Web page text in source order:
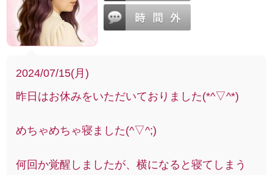
2024/07/15(月)
昨日はお休みをいただいておりました(*^▽^*)
めちゃめちゃ寝ました(^▽^;)
何回か覚醒しましたが、横になると寝てしまう